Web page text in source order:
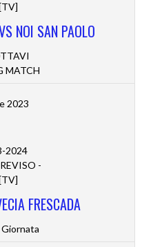
NOI SAN PAOLO
MATCH
2023
2024
-
FRESCADA
Giornata